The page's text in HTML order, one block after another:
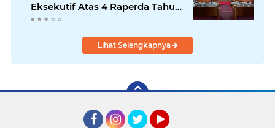
Eksekutif Atas 4 Raperda Tahun
2026
Lihat Selengkapnya